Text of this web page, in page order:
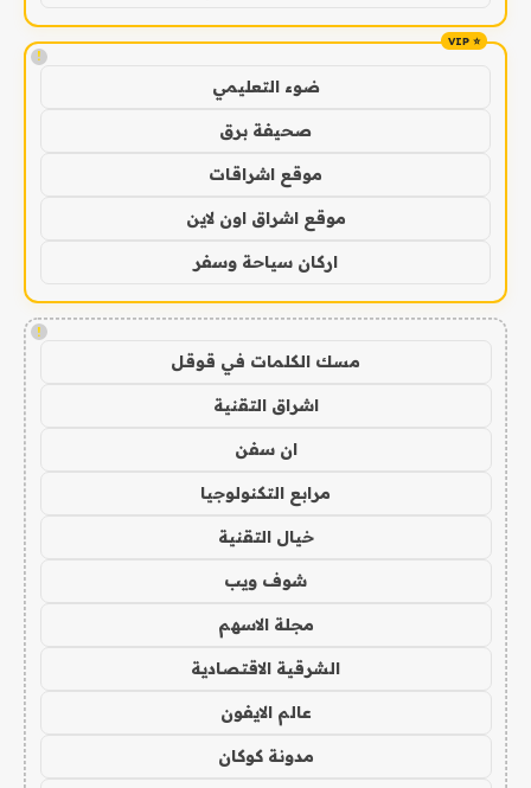
!
ضوء التعليمي
صحيفة برق
موقع اشراقات
موقع اشراق اون لاين
اركان سياحة وسفر
!
مسك الكلمات في قوقل
اشراق التقنية
ان سفن
مرابع التكنولوجيا
خيال التقنية
شوف ويب
مجلة الاسهم
الشرقية الاقتصادية
عالم الايفون
مدونة كوكان